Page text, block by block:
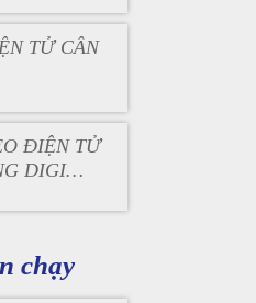
TỬ CÂN
ĐIỆN TỬ
DIGI
chạy